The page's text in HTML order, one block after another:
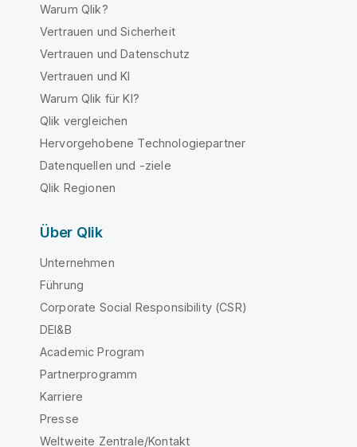
Warum Qlik?
Vertrauen und Sicherheit
Vertrauen und Datenschutz
Vertrauen und KI
Warum Qlik für KI?
Qlik vergleichen
Hervorgehobene Technologiepartner
Datenquellen und -ziele
Qlik Regionen
Über Qlik
Unternehmen
Führung
Corporate Social Responsibility (CSR)
DEI&B
Academic Program
Partnerprogramm
Karriere
Presse
Weltweite Zentrale/Kontakt